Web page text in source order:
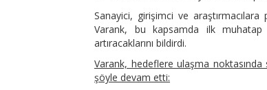
Sanayici, girişimci ve
Varank, bu kapsamda ilk muhatap
artıracaklarını bildirdi.
Varank, hedeflere ulaşma
şöyle devam etti: